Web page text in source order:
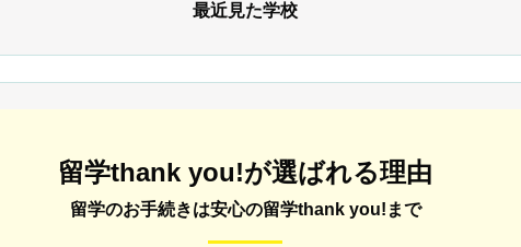
最近見た学校
留学thank you!が選ばれる理由
留学のお手続きは安心の留学thank you!まで